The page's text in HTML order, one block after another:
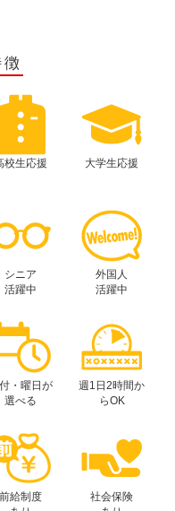
校生応援 大学生応援
シニア
活躍中
外国人
活躍中
・曜日が
選べる
週1日2時間か
らOK
前給制度
社会保険